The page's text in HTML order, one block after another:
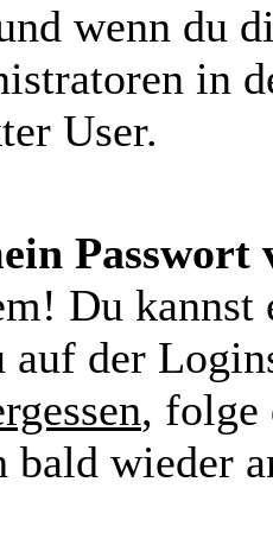
wenn du
in
User.
Passwort
Du kannst
auf der
, folge
bald wieder